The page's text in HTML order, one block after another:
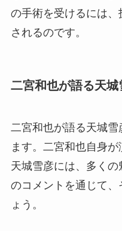
の手術を受けるには、
されるのです。
二宮和也が語る天城
二宮和也が語る天城
ます。二宮和也自身
天城雪彦には、多く
のコメントを通じて
ょう。